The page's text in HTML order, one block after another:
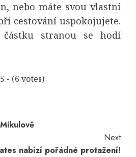
nebo máte svou vlastní
cestování uspokojujete.
částku stranou se hodí
- (6 votes)
Next
nabízí pořádné protažení!